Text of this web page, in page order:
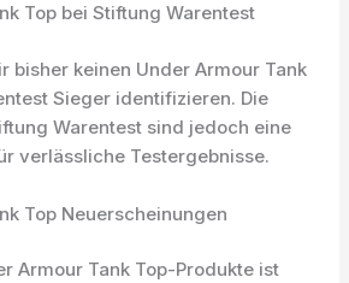
Top bei Stiftung Warentest
bisher keinen Under Armour Tank
Sieger identifizieren. Die
Warentest sind jedoch eine
verlässliche Testergebnisse.
Top Neuerscheinungen
Armour Tank Top-Produkte ist